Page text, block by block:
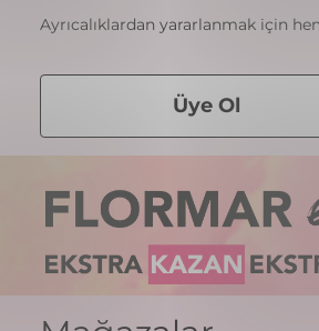
Ayrıcalıklardan yararlanmak için
Üye Ol